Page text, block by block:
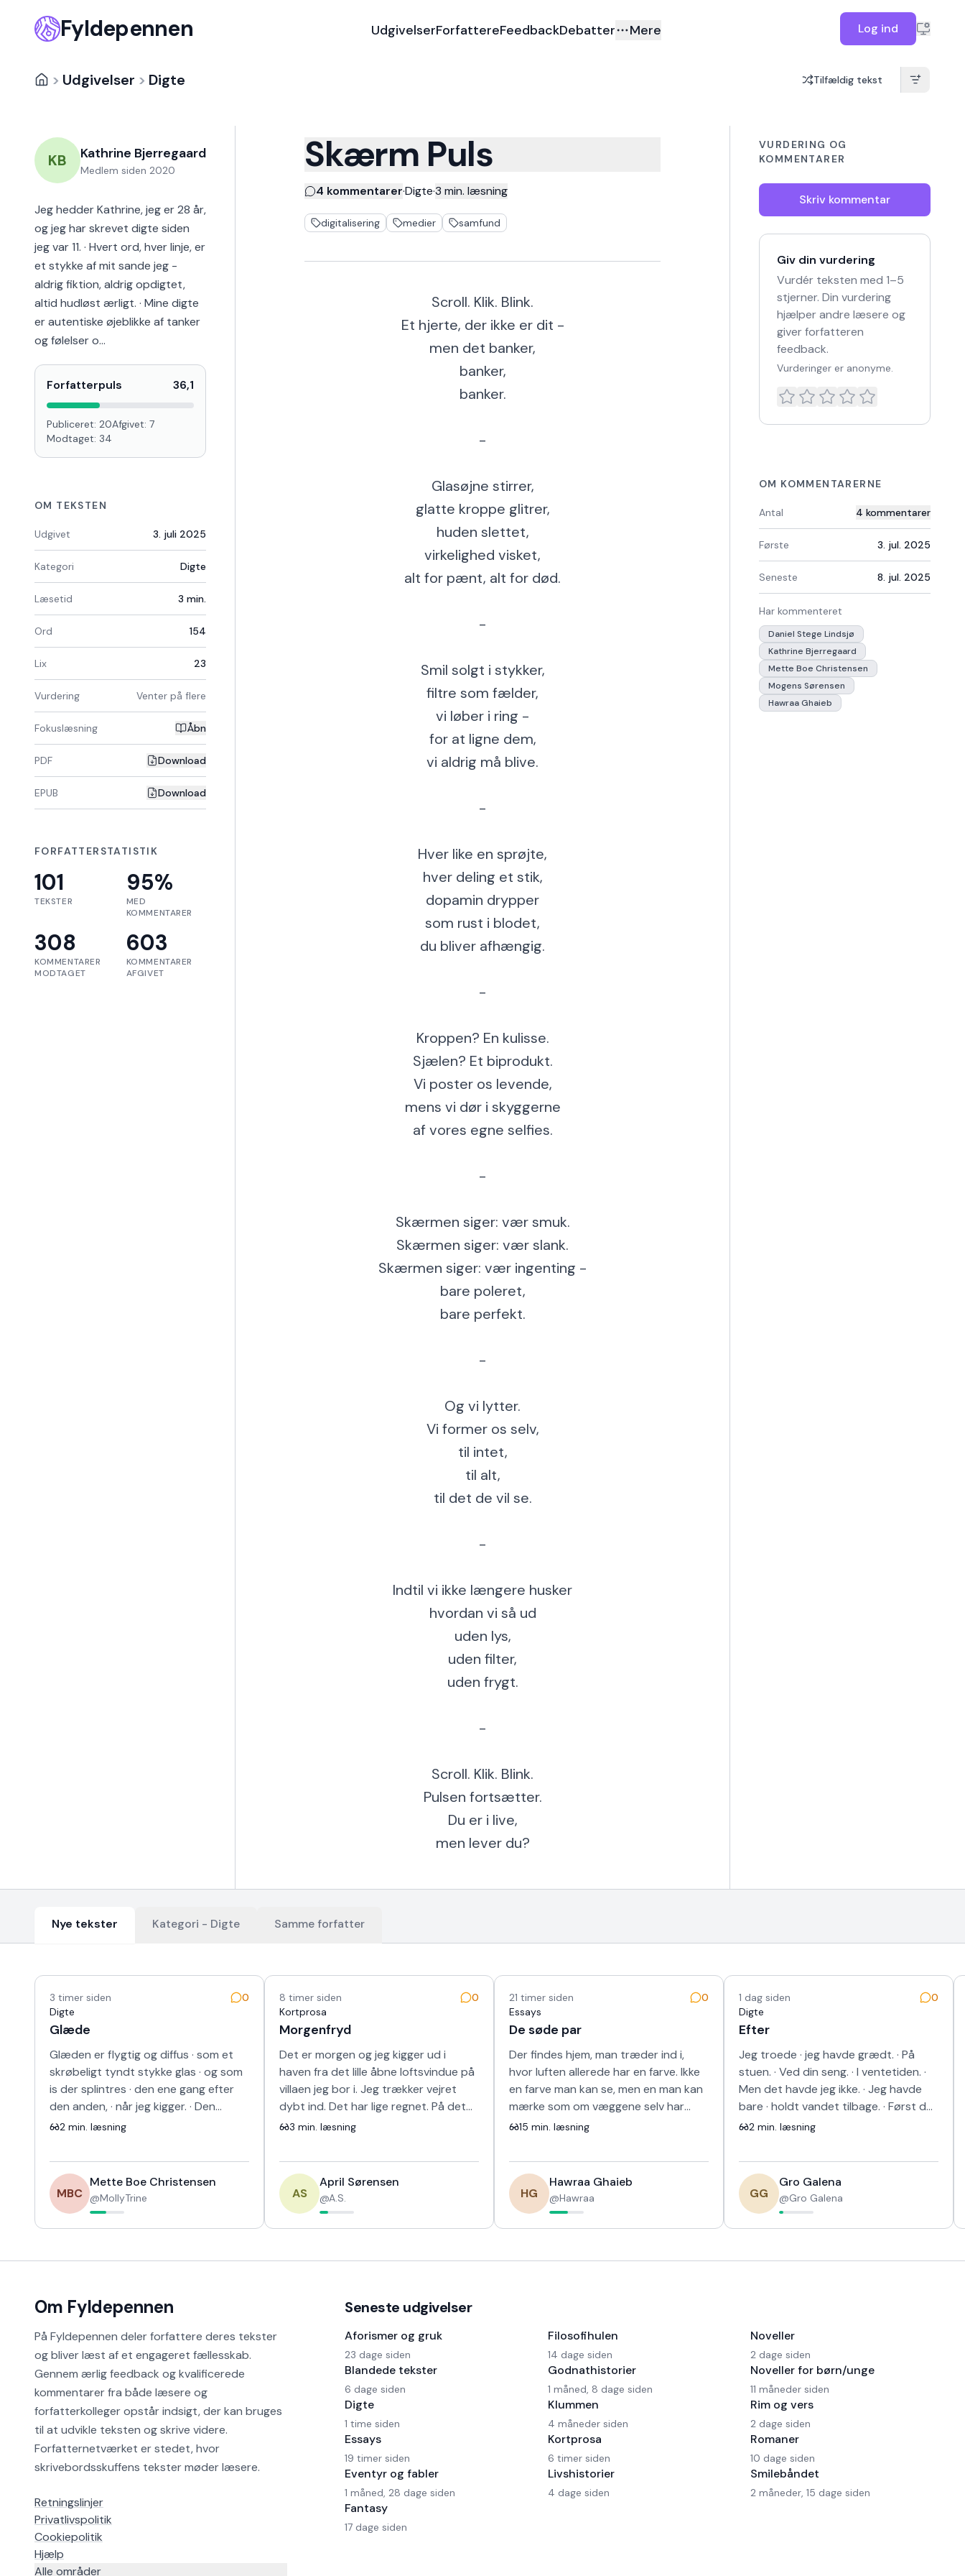
Fyldepennen UdgivelserForfattereFeedbackDebatter Mere Log ind
> Udgivelser > Digte Tilfældig tekst
KB Kathrine Bjerregaard
Medlem siden 2020
Jeg hedder Kathrine, jeg er 28 år,
og jeg har skrevet digte siden
jeg var 11. · Hvert ord, hver linje, er
et stykke af mit sande jeg -
aldrig fiktion, aldrig opdigtet,
altid hudløst ærligt. · Mine digte
er autentiske øjeblikke af tanker
og følelser o…
Forfatterpuls 36,1
Publiceret: 20Afgivet: 7
Modtaget: 34
OM TEKSTEN
Udgivet 3. juli 2025
Kategori Digte
Læsetid 3 min.
Ord 154
Lix 23
Vurdering Venter på flere
Fokuslæsning Åbn
PDF Download
EPUB Download
FORFATTERSTATISTIK
101
TEKSTER
95%
MED
KOMMENTARER
308
KOMMENTARER
MODTAGET
603
KOMMENTARER
AFGIVET
Skærm Puls
4 kommentarer·Digte·3 min. læsning
digitalisering medier samfund
Scroll. Klik. Blink.
Et hjerte, der ikke er dit -
men det banker,
banker,
banker.
-
Glasøjne stirrer,
glatte kroppe glitrer,
huden slettet,
virkelighed visket,
alt for pænt, alt for død.
-
Smil solgt i stykker,
filtre som fælder,
vi løber i ring -
for at ligne dem,
vi aldrig må blive.
-
Hver like en sprøjte,
hver deling et stik,
dopamin drypper
som rust i blodet,
du bliver afhængig.
-
Kroppen? En kulisse.
Sjælen? Et biprodukt.
Vi poster os levende,
mens vi dør i skyggerne
af vores egne selfies.
-
Skærmen siger: vær smuk.
Skærmen siger: vær slank.
Skærmen siger: vær ingenting -
bare poleret,
bare perfekt.
-
Og vi lytter.
Vi former os selv,
til intet,
til alt,
til det de vil se.
-
Indtil vi ikke længere husker
hvordan vi så ud
uden lys,
uden filter,
uden frygt.
-
Scroll. Klik. Blink.
Pulsen fortsætter.
Du er i live,
men lever du?
VURDERING OG
KOMMENTARER
Skriv kommentar
Giv din vurdering
Vurdér teksten med 1–5
stjerner. Din vurdering
hjælper andre læsere og
giver forfatteren
feedback.
Vurderinger er anonyme.
OM KOMMENTARERNE
Antal 4 kommentarer
Første 3. jul. 2025
Seneste 8. jul. 2025
Har kommenteret
Daniel Stege Lindsjø
Kathrine Bjerregaard
Mette Boe Christensen
Mogens Sørensen
Hawraa Ghaieb
Nye tekster Kategori - Digte Samme forfatter
3 timer siden
0
Digte
Glæde
Glæden er flygtig og diffus · som et
skrøbeligt tyndt stykke glas · og som
is der splintres · den ene gang efter
den anden, · når jeg kigger. · Den
vælger livet udenfor i kulden · …
2 min. læsning
MBC
Mette Boe Christensen
@MollyTrine
8 timer siden
0
Kortprosa
Morgenfryd
Det er morgen og jeg kigger ud i
haven fra det lille åbne loftsvindue på
villaen jeg bor i. Jeg trækker vejret
dybt ind. Det har lige regnet. På det
nyslåede græs og duften er himm…
3 min. læsning
AS
April Sørensen
@A.S.
21 timer siden
0
Essays
De søde par
Der findes hjem, man træder ind i,
hvor luften allerede har en farve. Ikke
en farve man kan se, men en man kan
mærke som om væggene selv har
lært at smile. Sådan var det hos
15 min. læsning
HG
Hawraa Ghaieb
@Hawraa
1 dag siden
0
Digte
Efter
Jeg troede · jeg havde grædt. · På
stuen. · Ved din seng. · I ventetiden. ·
Men det havde jeg ikke. · Jeg havde
bare · holdt vandet tilbage. · Først da
bilen · blev et rum · kun ti…
2 min. læsning
GG
Gro Galena
@Gro Galena
Om Fyldepennen
På Fyldepennen deler forfattere deres tekster
og bliver læst af et engageret fællesskab.
Gennem ærlig feedback og kvalificerede
kommentarer fra både læsere og
forfatterkolleger opstår indsigt, der kan bruges
til at udvikle teksten og skrive videre.
Forfatternetværket er stedet, hvor
skrivebordsskuffens tekster møder læsere.
Retningslinjer
Privatlivspolitik
Cookiepolitik
Hjælp
Alle områder
Seneste udgivelser
Aforismer og gruk
23 dage siden
Blandede tekster
6 dage siden
Digte
1 time siden
Essays
19 timer siden
Eventyr og fabler
1 måned, 28 dage siden
Fantasy
17 dage siden
Filosofihulen
14 dage siden
Godnathistorier
1 måned, 8 dage siden
Klummen
4 måneder siden
Kortprosa
6 timer siden
Livshistorier
4 dage siden
Noveller
2 dage siden
Noveller for børn/unge
11 måneder siden
Rim og vers
2 dage siden
Romaner
10 dage siden
Smilebåndet
2 måneder, 15 dage siden